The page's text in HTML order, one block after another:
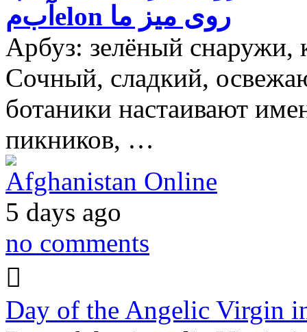
آب‌مelon روی میز ما
Арбуз: зелёный
Сочный, сладкий,
ботаники настаивают
пикников, …
Afghanistan Online
5 days ago
no comments
Day of the Angelic Virgin